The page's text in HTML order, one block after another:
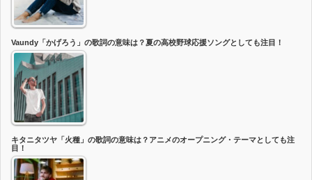
Vaundy「かげろう」の歌詞の意味は？夏の高校野球応援ソングとしても注目！
キタニタツヤ「火種」の歌詞の意味は？アニメのオープニング・テーマとしても注
目！